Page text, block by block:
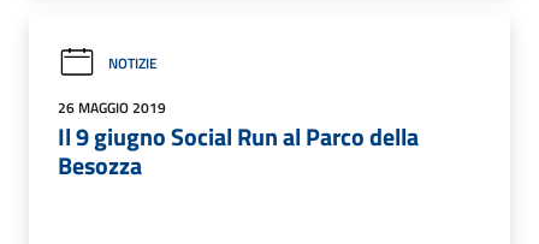
NOTIZIE
26 MAGGIO 2019
Il 9 giugno Social Run al Parco della
Besozza